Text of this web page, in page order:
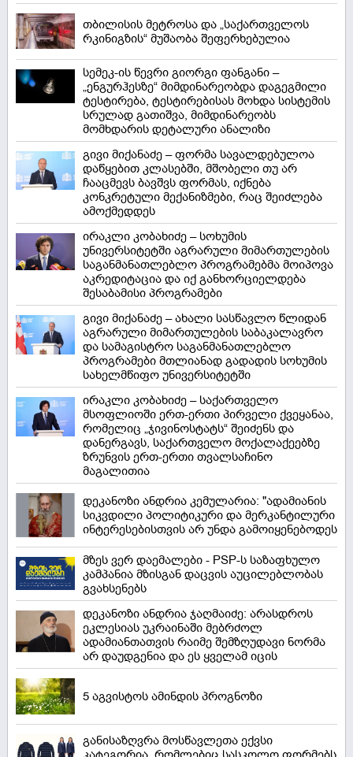
თბილისის მეტროსა და „საქართველოს
რკინიგზის“ მუშაობა შეფერხებულია
სემეკ-ის წევრი გიორგი ფანგანი –
„ენგურჰესზე“ მიმდინარეობდა დაგეგმილი
ტესტირება, ტესტირებისას მოხდა სისტემის
სრულად გათიშვა, მიმდინარეობს
მომხდარის დეტალური ანალიზი
გივი მიქანაძე – ფორმა სავალდებულოა
დაწყებით კლასებში, მშობელი თუ არ
ჩააცმევს ბავშვს ფორმას, იქნება
კონკრეტული მექანიზმები, რაც შეიძლება
ამოქმედდეს
ირაკლი კობახიძე – სოხუმის
უნივერსიტეტში აგრარული მიმართულების
საგანმანათლებლო პროგრამებმა მოიპოვა
აკრედიტაცია და იქ განხორციელდება
შესაბამისი პროგრამები
გივი მიქანაძე – ახალი სასწავლო წლიდან
აგრარული მიმართულების საბაკალავრო
და სამაგისტრო საგანმანათლებლო
პროგრამები მთლიანად გადადის სოხუმის
სახელმწიფო უნივერსიტეტში
ირაკლი კობახიძე – საქართველო
მსოფლიოში ერთ-ერთი პირველი ქვეყანაა,
რომელიც „ჯივინოსტატს“ შეიძენს და
დანერგავს, საქართველო მოქალაქეებზე
ზრუნვის ერთ-ერთი თვალსაჩინო
მაგალითია
დეკანოზი ანდრია კემულარია: "ადამიანის
სიკვდილი პოლიტიკური და მერკანტილური
ინტერესებისთვის არ უნდა გამოიყენებოდეს
მზეს ვერ დაემალები - PSP-ს საზაფხულო
კამპანია მზისგან დაცვის აუცილებლობას
გვახსენებს
დეკანოზი ანდრია ჯაღმაიძე: არასდროს
ეკლესიას უკრაინაში მებრძოლ
ადამიანთათვის რაიმე შემზღუდავი ნორმა
არ დაუდგენია და ეს ყველამ იცის
5 აგვისტოს ამინდის პროგნოზი
განისაზღვრა მოსწავლეთა ექვსი